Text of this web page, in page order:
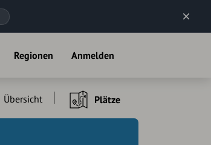
Regionen Anmelden
Übersicht Plätze